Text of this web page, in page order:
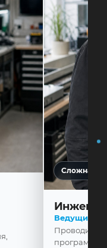
Сложная
Ведущий
Проводит